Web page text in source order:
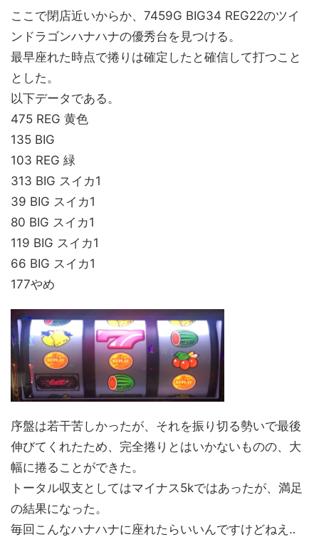
ここで閉店近いからか、7459G BIG34 REG22のツイ
ンドラゴンハナハナの優秀台を見つける。
最早座れた時点で捲りは確定したと確信して打つこと
とした。
以下データである。
475 REG 黄色
135 BIG
103 REG 緑
313 BIG スイカ1
39 BIG スイカ1
80 BIG スイカ1
119 BIG スイカ1
66 BIG スイカ1
177やめ
序盤は若干苦しかったが、それを振り切る勢いで最後
伸びてくれたため、完全捲りとはいかないものの、大
幅に捲ることができた。
トータル収支としてはマイナス5kではあったが、満足
の結果になった。
毎回こんなハナハナに座れたらいいんですけどねえ‥